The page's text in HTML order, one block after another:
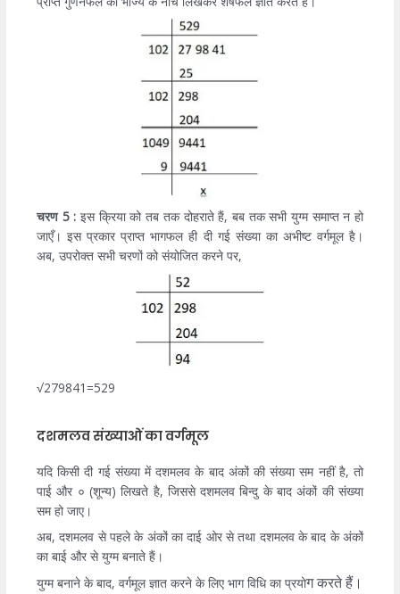
चरण 5 : इस क्रिया को तब तक दोहराते हैं, बब तक सभी युग्म समाप्त न हो
जाएँ। इस प्रकार प्राप्त भागफल ही दी गई संख्या का अभीष्ट वर्गमूल है।
अब, उपरोक्त सभी चरणों को संयोजित करने पर,
√279841=529
दशमलव संख्याओं का वर्गमूल
यदि किसी दी गई संख्या में दशमलव के बाद अंकों की संख्या सम नहीं है, तो
पाई और ० (शून्य) लिखते है, जिससे दशमलव बिन्दु के बाद अंकों की संख्या
सम हो जाए।
अब, दशमलव से पहले के अंकों का दाई ओर से तथा दशमलव के बाद के अंकों
का बाई और से युग्म बनाते हैं।
युग्‍म बनाने के बाद, वर्गमूल ज्ञात करने के लिए भाग विधि का प्रयोग करते हैं।